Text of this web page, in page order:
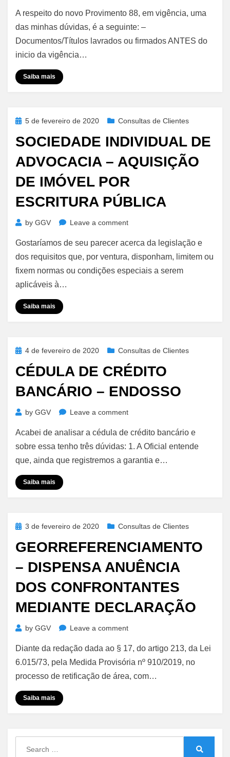
88
CNJ
–
Anteriores
sua
A respeito do novo Provimento 88, em vigência, uma
das minhas dúvidas, é a seguinte: –
Documentos/Títulos lavrados ou firmados ANTES do
inicio da vigência…
Saiba mais
Posted
5 de fevereiro de 2020 Consultas de Clientes
SOCIEDADE INDIVIDUAL DE
ADVOCACIA – AQUISIÇÃO
DE IMÓVEL POR
ESCRITURA PÚBLICA
by GGV Leave a commenton
Individual
de
Advocacia
Pública
Gostaríamos de seu parecer acerca da legislação e
dos requisitos que, por ventura, disponham, limitem ou
fixem normas ou condições especiais a serem
aplicáveis à…
Saiba mais
Posted
4 de fevereiro de 2020 Consultas de Clientes
CÉDULA DE CRÉDITO
BANCÁRIO – ENDOSSO
by GGV Leave a commenton
de
Crédito
Bancário
Acabei de analisar a cédula de crédito bancário e
sobre essa tenho três dúvidas: 1. A Oficial entende
que, ainda que registremos a garantia e…
Saiba mais
Posted
3 de fevereiro de 2020 Consultas de Clientes
GEORREFERENCIAMENTO
– DISPENSA ANUÊNCIA
DOS CONFRONTANTES
MEDIANTE DECLARAÇÃO
by GGV Leave a commenton
–
Dispensa
Anuência
Diante da redação dada ao § 17, do artigo 213, da Lei
6.015/73, pela Medida Provisória nº 910/2019, no
processo de retificação de área, com…
Saiba mais